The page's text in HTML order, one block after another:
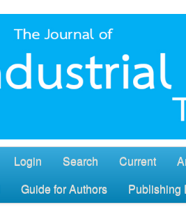
Login Search Current
Guide for Authors Publishing